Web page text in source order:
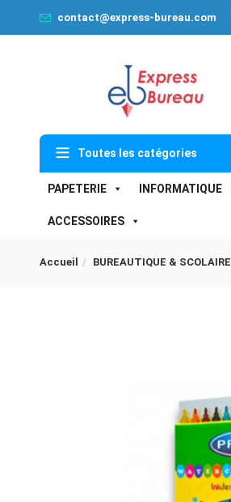
contact@express-bureau.com
Toutes les catégories
INFORMATIQUE
PAPETERIE
ACCESSOIRES
Accueil BUREAUTIQUE & SCOLAIRE